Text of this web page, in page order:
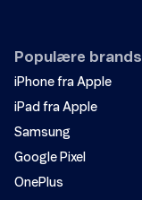
Populære brands
iPhone fra Apple
iPad fra Apple
Samsung
Google Pixel
OnePlus